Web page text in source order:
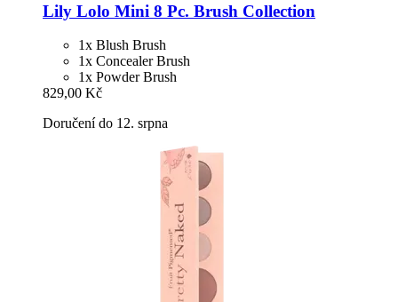
Lily Lolo Mini 8 Pc. Brush Collection
1x Blush Brush
1x Concealer Brush
1x Powder Brush
829,00 Kč
Doručení do 12. srpna